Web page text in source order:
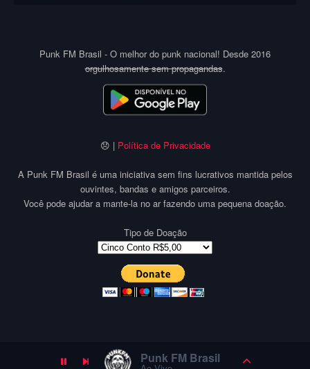
Punk FM Brasil - O melhor do punk nacional! Desde 2016
orgulhosamente sem propagandas.
😞 | Política de Privacidade
A Punk FM Brasil é uma iniciativa sem fins lucrativos mantida pelos
ouvintes, bandas e amigos parceiros.
Você pode ajudar a mante-la no ar fazendo uma pequena doação.
Tipo de Doação
Punk FM Brasil